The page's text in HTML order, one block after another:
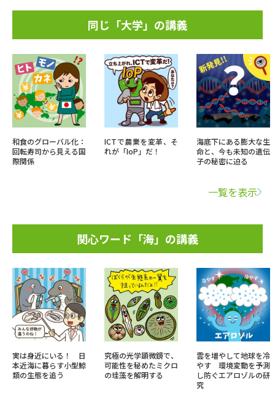
同じ「大学」の講義
和食のグローバル化：
回転寿司から見える国
際関係
ICTで農業を変革、そ
れが「IoP」だ！
海底下にある膨大な生
命と、今も未知の遺伝
子の秘密に迫る
一覧を表示
関心ワード「海」の講義
実は身近にいる！ 日
本近海に暮らす小型鯨
類の生態を追う
究極の光学顕微鏡で、
可能性を秘めたミクロ
の珪藻を解明する
雲を増やして地球を冷
やす 環境変動を予測
し防ぐエアロゾルの研
究